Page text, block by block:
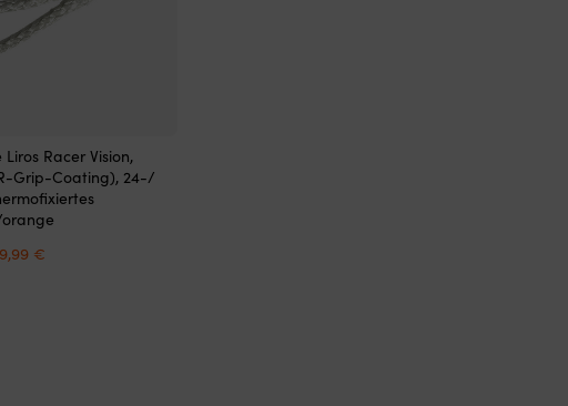
Racer Vision,
Grip-Coating), 24-/
€Aktueller